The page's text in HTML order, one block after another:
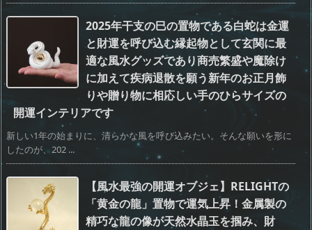
2025年干支の巳の置物である白蛇は金運
と財運を呼び込む縁起物として玄関に最
適な風水グッズであり商売繁盛や魔除け
に加えて疾病退散を願う新年のお正月飾
りや贈り物に相応しい手のひらサイズの
開運インテリアです
新しい1年の始まりに、清らかな風を呼び込みたい。そんな願いを形に
したのが、202 ...
【風水最強の開運オブジェ】RELIGHTの
「黄金の龍」置物で運気上昇！金属製の
精巧な龍の像が天然水晶玉を掴み、財